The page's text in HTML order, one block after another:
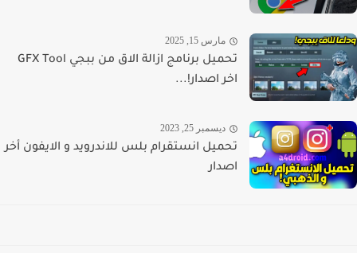
مارس 15, 2025
تحميل برنامج ازالة الاق من ببجي GFX Tool
اخر اصدار!...
ديسمبر 25, 2023
تحميل انستقرام بلس للاندرويد و الايفون أخر
اصدار